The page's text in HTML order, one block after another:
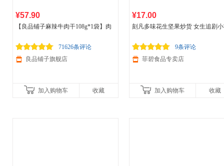
¥57.90
【良品铺子麻辣牛肉干108g*1袋】肉
71626条评论
良品铺子旗舰店
加入购物车 收藏
¥17.00
刻凡多味花生坚果炒货 女生追剧
9条评论
菲碧食品专卖店
加入购物车 收藏